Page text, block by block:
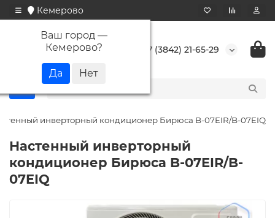
Кемерово
Ваш город —
Кемерово? +7 (3842) 21-65-29
инверторный кондиционер Бирюса B-07EIR/B-07EIQ
Настенный инверторный
кондиционер Бирюса B-07EIR/B-
07EIQ